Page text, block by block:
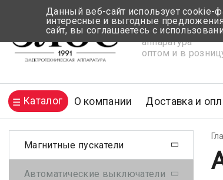
аппаратура
оптом и в
Каталог О компании Доставка и
Магнитные пускатели
Автоматические выключатели
Данный веб-сайт использует cookie-
интересные и выгодные
сайт, вы соглашаетесь с